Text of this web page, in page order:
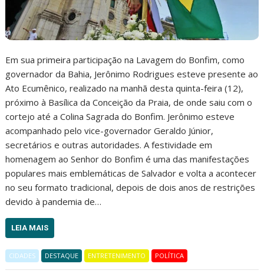
Em sua primeira participação na Lavagem do Bonfim, como
governador da Bahia, Jerônimo Rodrigues esteve presente ao
Ato Ecumênico, realizado na manhã desta quinta-feira (12),
próximo à Basílica da Conceição da Praia, de onde saiu com o
cortejo até a Colina Sagrada do Bonfim. Jerônimo esteve
acompanhado pelo vice-governador Geraldo Júnior,
secretários e outras autoridades. A festividade em
homenagem ao Senhor do Bonfim é uma das manifestações
populares mais emblemáticas de Salvador e volta a acontecer
no seu formato tradicional, depois de dois anos de restrições
devido à pandemia de…
LEIA MAIS
CIDADES DESTAQUE ENTRETENIMENTO POLÍTICA